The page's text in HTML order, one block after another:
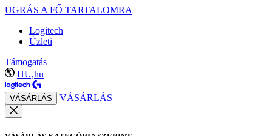
UGRÁS A FŐ TARTALOMRA
Logitech
Üzleti
Támogatás
HU,hu
VÁSÁRLÁS VÁSÁRLÁS